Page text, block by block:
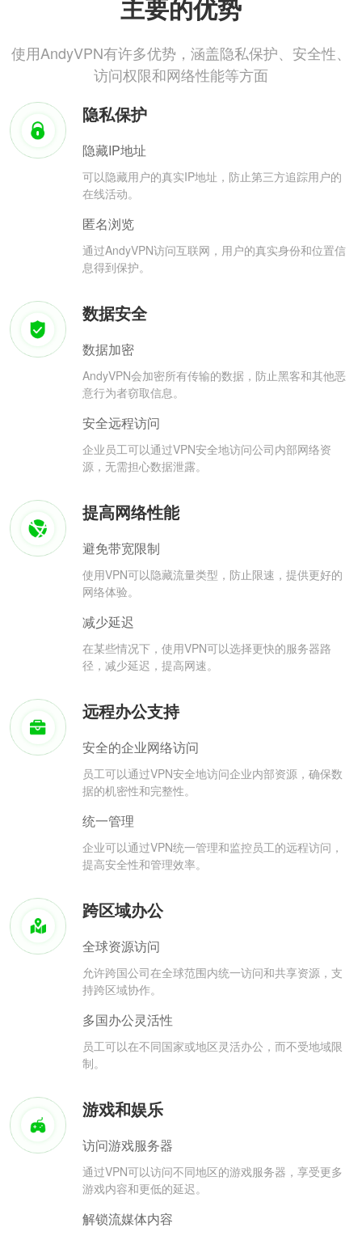
主要的优势
使用AndyVPN有许多优势，涵盖隐私保护、安全性、
访问权限和网络性能等方面
隐私保护
隐藏IP地址
可以隐藏用户的真实IP地址，防止第三方追踪用户的
在线活动。
匿名浏览
通过AndyVPN访问互联网，用户的真实身份和位置信
息得到保护。
数据安全
数据加密
AndyVPN会加密所有传输的数据，防止黑客和其他恶
意行为者窃取信息。
安全远程访问
企业员工可以通过VPN安全地访问公司内部网络资
源，无需担心数据泄露。
提高网络性能
避免带宽限制
使用VPN可以隐藏流量类型，防止限速，提供更好的
网络体验。
减少延迟
在某些情况下，使用VPN可以选择更快的服务器路
径，减少延迟，提高网速。
远程办公支持
安全的企业网络访问
员工可以通过VPN安全地访问企业内部资源，确保数
据的机密性和完整性。
统一管理
企业可以通过VPN统一管理和监控员工的远程访问，
提高安全性和管理效率。
跨区域办公
全球资源访问
允许跨国公司在全球范围内统一访问和共享资源，支
持跨区域协作。
多国办公灵活性
员工可以在不同国家或地区灵活办公，而不受地域限
制。
游戏和娱乐
访问游戏服务器
通过VPN可以访问不同地区的游戏服务器，享受更多
游戏内容和更低的延迟。
解锁流媒体内容